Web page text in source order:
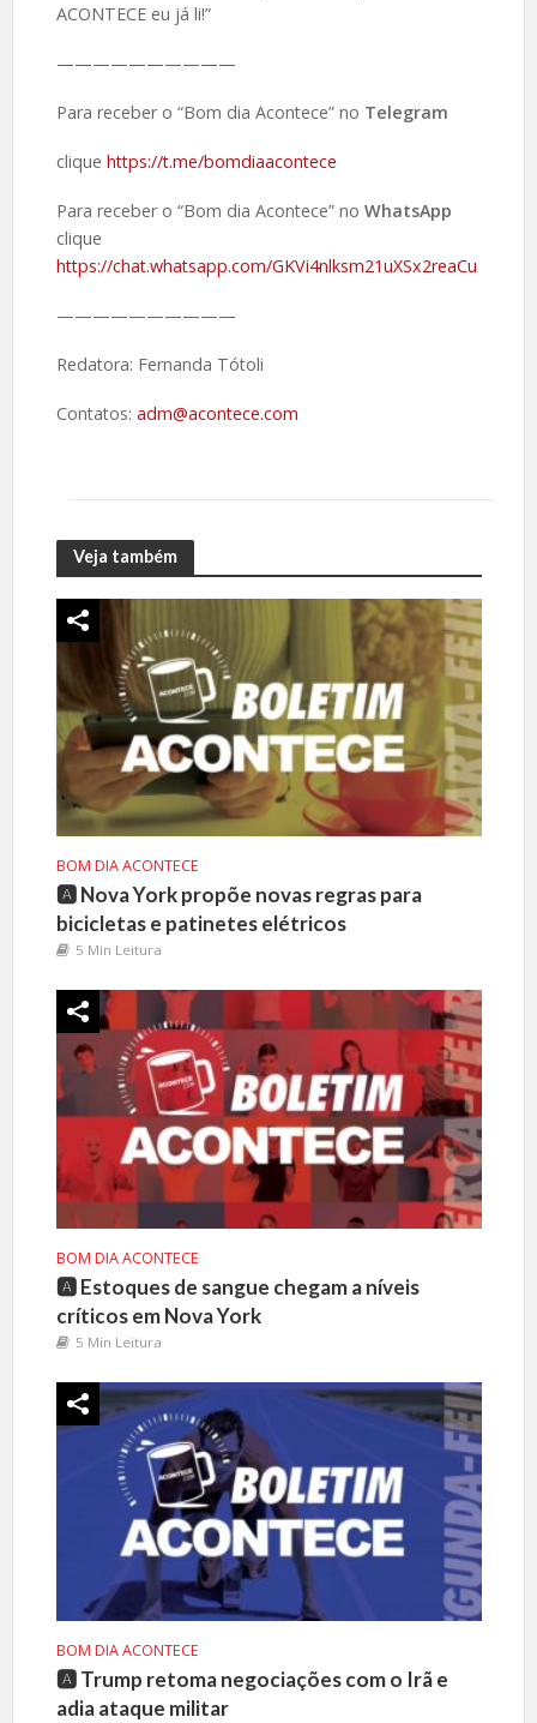
ACONTECE eu já li!”
——————————
Para receber o “Bom dia Acontece” no Telegram
clique https://t.me/bomdiaacontece
Para receber o “Bom dia Acontece” no WhatsApp
clique
https://chat.whatsapp.com/GKVi4nlksm21uXSx2reaCu
——————————
Redatora: Fernanda Tótoli
Contatos: adm@acontece.com
Veja também
BOM DIA ACONTECE
🅰️ Nova York propõe novas regras para
bicicletas e patinetes elétricos
5 Min Leitura
BOM DIA ACONTECE
🅰️ Estoques de sangue chegam a níveis
críticos em Nova York
5 Min Leitura
BOM DIA ACONTECE
🅰️ Trump retoma negociações com o Irã e
adia ataque militar